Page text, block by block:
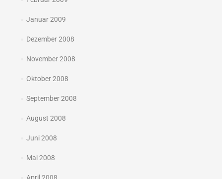
Januar 2009
Dezember 2008
November 2008
Oktober 2008
September 2008
August 2008
Juni 2008
Mai 2008